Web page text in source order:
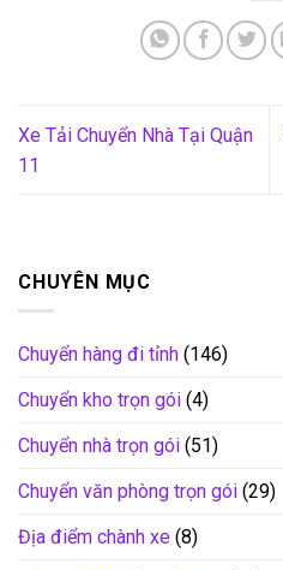
Xe Tải Chuyển Nhà Tại Quận
11
CHUYÊN MỤC
Chuyển hàng đi tỉnh (146)
Chuyển kho trọn gói (4)
Chuyển nhà trọn gói (51)
Chuyển văn phòng trọn gói (29)
Địa điểm chành xe (8)